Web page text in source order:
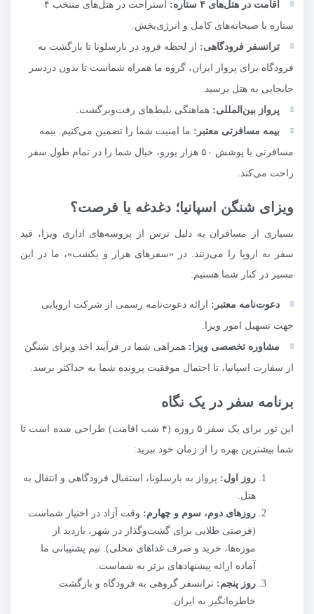
اقامت در هتل‌های ۴ ستاره:
استراحت در هتل‌های منتخب ۴
ستاره با صبحانه‌های کامل و انرژی‌بخش.
ترانسفر فرودگاهی: از لحظه فرود در بارسلونا تا بازگشت به
فرودگاه برای پرواز ایران، گروه ما همراه شماست تا بدون دردسر
جابجایی به هتل برسید.
پرواز بین‌المللی: هماهنگی بلیط‌های رفت‌وبرگشت.
بیمه مسافرتی معتبر: ما امنیت شما را تضمین می‌کنیم. بیمه
مسافرتی با پوشش ۵۰ هزار یورو، خیال شما را در تمام طول سفر
راحت می‌کند.
ویزای شنگن اسپانیا؛ دغدغه یا فرصت؟
بسیاری از مسافران به دلیل ترس از پروسه‌های اداری ویزا، قید
سفر به اروپا را می‌زنند. در «سفرهای هزار و یکشب»، ما در این
مسیر در کنار شما هستیم:
دعوت‌نامه معتبر: ارائه دعوت‌نامه رسمی از شرکت اروپایی
جهت تسهیل امور ویزا.
مشاوره تخصصی ویزا: همراهی شما در فرآیند اخذ ویزای شنگن
از سفارت اسپانیا، تا احتمال موفقیت پرونده شما به حداکثر برسد.
برنامه سفر در یک نگاه
این تور برای یک سفر ۵ روزه (۴ شب اقامت) طراحی شده است تا
شما بیشترین بهره را از زمان خود ببرید:
روز اول: پرواز به بارسلونا، استقبال فرودگاهی و انتقال به
هتل.
روزهای دوم، سوم و چهارم: وقت آزاد در اختیار شماست
(فرصتی طلایی برای گشت‌وگذار در شهر، بازدید از
موزه‌ها، خرید و صرف غذاهای محلی). تیم پشتیبانی ما
آماده ارائه پیشنهادهای برتر به شماست.
روز پنجم: ترانسفر گروهی به فرودگاه و بازگشت
خاطره‌انگیز به ایران.